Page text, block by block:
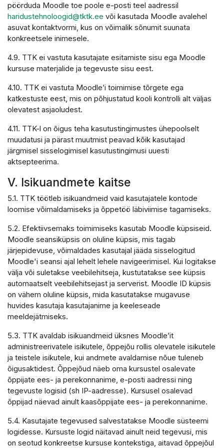
pöörduda Moodle toe poole e-posti teel aadressil
haridustehnoloogid@tktk.ee või kasutada Moodle avalehel
asuvat kontaktvormi, kus on võimalik sõnumit suunata
konkreetsele inimesele.
4.9. TTK ei vastuta kasutajate esitamiste sisu ega Moodle
kursuse materjalide ja tegevuste sisu eest.
4.10. TTK ei vastuta Moodle’i toimimise tõrgete ega
katkestuste eest, mis on põhjustatud kooli kontrolli alt väljas
olevatest asjaoludest.
4.11. TTK-l on õigus teha kasutustingimustes ühepoolselt
muudatusi ja pärast muutmist peavad kõik kasutajad
järgmisel sisselogimisel kasutustingimusi uuesti
aktsepteerima.
V. Isikuandmete kaitse
5.1. TTK töötleb isikuandmeid vaid kasutajatele kontode
loomise võimaldamiseks ja õppetöö läbiviimise tagamiseks.
5.2. Efektiivsemaks toimimiseks kasutab Moodle küpsiseid.
Moodle seansiküpsis on oluline küpsis, mis tagab
järjepidevuse, võimaldades kasutajal jääda sisselogitud
Moodle'i seansi ajal lehelt lehele navigeerimisel. Kui logitakse
välja või suletakse veebilehitseja, kustutatakse see küpsis
automaatselt veebilehitsejast ja serverist. Moodle ID küpsis
on vähem oluline küpsis, mida kasutatakse mugavuse
huvides kasutaja kasutajanime ja keeleseade
meeldejätmiseks.
5.3. TTK avaldab isikuandmeid üksnes Moodle’it
administreerivatele isikutele, õppejõu rollis olevatele isikutele
ja teistele isikutele, kui andmete avaldamise nõue tuleneb
õigusaktidest. Õppejõud näeb oma kursustel osalevate
õppijate ees- ja perekonnanime, e-posti aadressi ning
tegevuste logisid (sh IP-aadresse). Kursusel osalevad
õppijad näevad ainult kaasõppijate ees- ja perekonnanime.
5.4. Kasutajate tegevused salvestatakse Moodle süsteemi
logidesse. Kursuste logid näitavad ainult neid tegevusi, mis
on seotud konkreetse kursuse kontekstiga, aitavad õppejõul